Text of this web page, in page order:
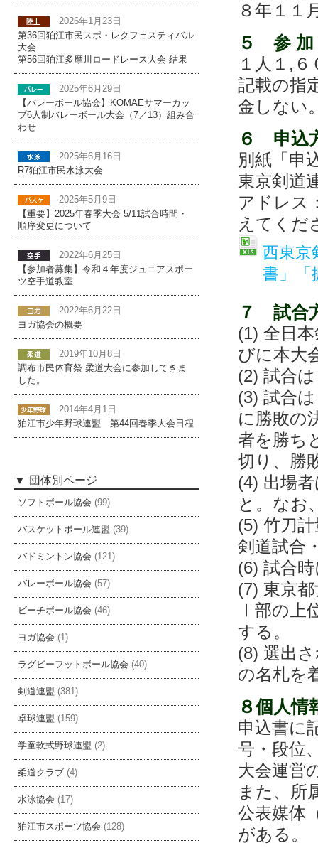
８年１１
５ 参 加
１人１,
記載の指
金しない
６ 申込
別紙「申
東京剣道
アドレス
えてくだ
西東京
書」「
７ 試合
(1) 全日
びに本大
(2) 試合
(3) 試合
に勝敗の
者を勝ち
切り、勝
(4) 出場
と。なお
(5) 竹刀
剣道試合
(6) 試合
(7) 東京
Ⅰ部の上
する。
(8) 選出
の名札を
８個人情
申込書に
号・段位
大会運営
また、所
公表媒体
がある。
2026年1月23日
第36回狛江市民スポ・レクフェスティバル
大会
第56回狛江多摩川ロードレース大会 結果
2025年6月29日
【バレーボール協会】KOMAEサマーカッ
プ6人制バレーボール大会（7／13）組み合
わせ
2025年6月16日
R7狛江市民水泳大会
2025年5月9日
【重要】2025年春季大会 5/11試合時間・
順序変更について
2022年6月25日
【参加者募集】令和４年度ジュニアスポー
ツ空手道教室
2022年6月22日
ヨガ協会の概要
2019年10月8日
調布市民体育祭 柔道大会に参加してきま
した。
2014年4月1日
狛江市少年野球連盟 第44回春季大会日程
団体別ページ
ソフトボール協会 (99)
バスケットボール連盟 (39)
バドミントン協会 (121)
バレーボール協会 (57)
ビーチボール協会 (46)
ヨガ協会 (1)
ラグビーフットボール協会 (40)
剣道連盟 (381)
卓球連盟 (159)
学童軟式野球連盟 (2)
柔道クラブ (4)
水泳協会 (17)
狛江市スポーツ協会 (128)